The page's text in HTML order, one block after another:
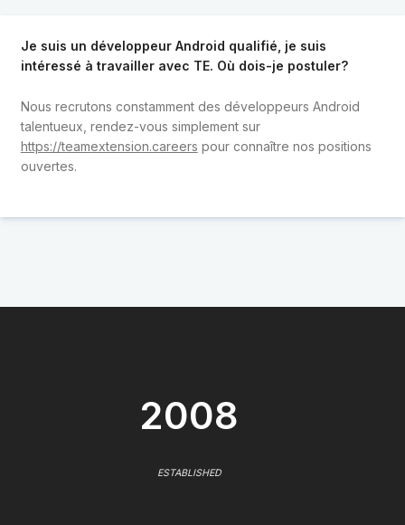
Je suis un développeur Android qualifié, je suis
intéressé à travailler avec TE. Où dois-je postuler?
Nous recrutons constamment des développeurs Android
talentueux, rendez-vous simplement sur
https://teamextension.careers pour connaître nos positions
ouvertes.
2008
ESTABLISHED